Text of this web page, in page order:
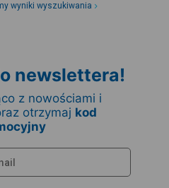
wyniki wyszukiwania
newslettera!
z nowościami i
otrzymaj kod